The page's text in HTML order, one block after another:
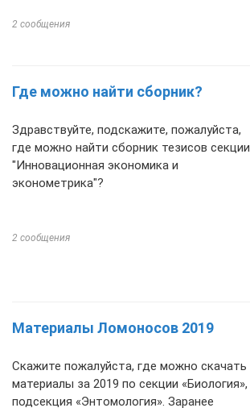
2 сообщения
Где можно найти сборник?
Здравствуйте, подскажите, пожалуйста,
где можно найти сборник тезисов секции
"Инновационная экономика и
эконометрика"?
2 сообщения
Материалы Ломоносов 2019
Скажите пожалуйста, где можно скачать
материалы за 2019 по секции «Биология»,
подсекция «Энтомология». Заранее